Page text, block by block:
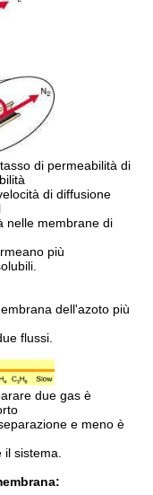
di permeabilità di
di diffusione
nelle membrane di
più
dell'azoto più
flussi.
due gas è
e meno è
il sistema.